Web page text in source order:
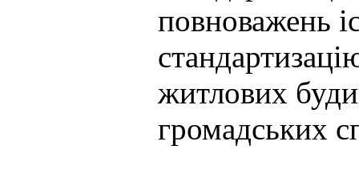
повноважень
житлових
громадських